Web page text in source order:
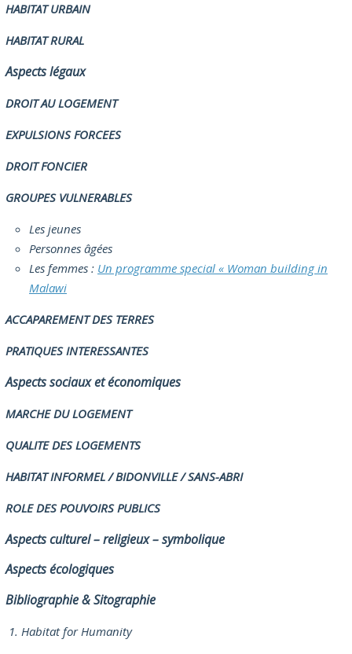
HABITAT URBAIN
HABITAT RURAL
Aspects légaux
DROIT AU LOGEMENT
EXPULSIONS FORCEES
DROIT FONCIER
GROUPES VULNERABLES
Les jeunes
Personnes âgées
Les femmes : Un programme special « Woman building in
Malawi
ACCAPAREMENT DES TERRES
PRATIQUES INTERESSANTES
Aspects sociaux et économiques
MARCHE DU LOGEMENT
QUALITE DES LOGEMENTS
HABITAT INFORMEL / BIDONVILLE / SANS-ABRI
ROLE DES POUVOIRS PUBLICS
Aspects culturel – religieux – symbolique
Aspects écologiques
Bibliographie & Sitographie
Habitat for Humanity